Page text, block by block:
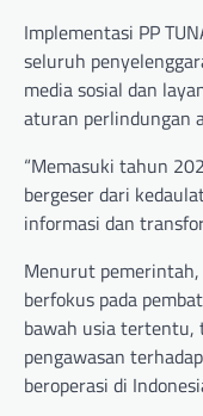
Implementasi PP
seluruh
media sosial dan
aturan perlindungan
“Memasuki tahun
bergeser dari
informasi dan
Menurut pemerintah,
berfokus pada
bawah usia tertentu,
pengawasan
beroperasi di